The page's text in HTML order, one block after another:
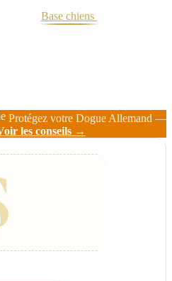
Base chiens
Protégez votre Dogue Allemand —
les conseils →